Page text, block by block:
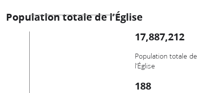
Population totale de l’Église
17,887,212
Population totale de
l’Église
188